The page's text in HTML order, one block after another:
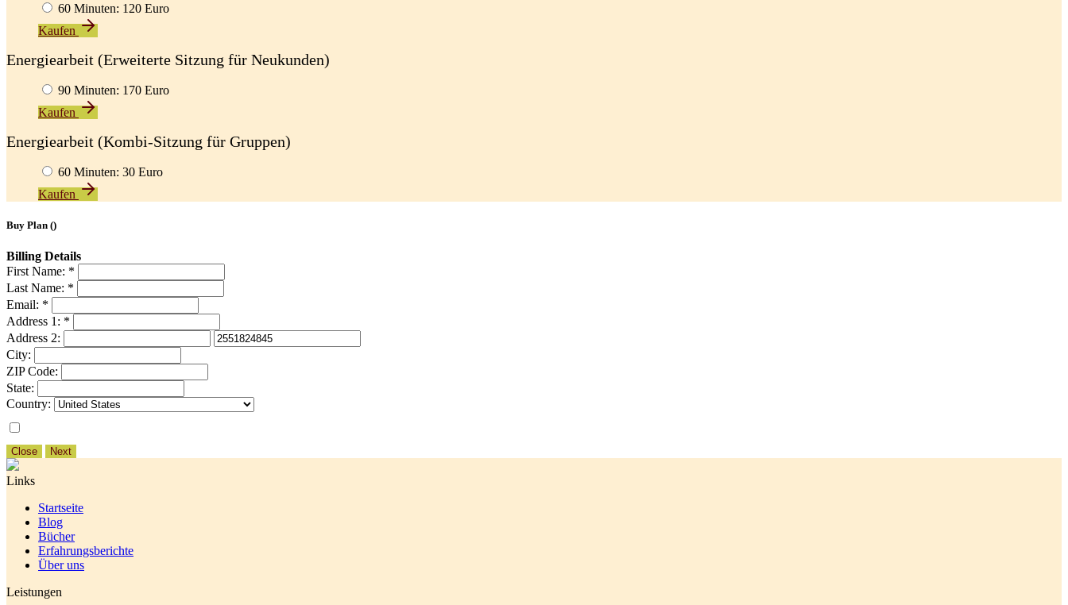
60 Minuten: 120 Euro
Kaufen
Energiearbeit (Erweiterte Sitzung für Neukunden)
90 Minuten: 170 Euro
Kaufen
Energiearbeit (Kombi-Sitzung für Gruppen)
60 Minuten: 30 Euro
Kaufen
Buy Plan ()
Billing Details
First Name: *
Last Name: *
Email: *
Address 1: *
Address 2:
City:
ZIP Code:
State:
Country:
Close Next
Links
Startseite
Blog
Bücher
Erfahrungsberichte
Über uns
Leistungen